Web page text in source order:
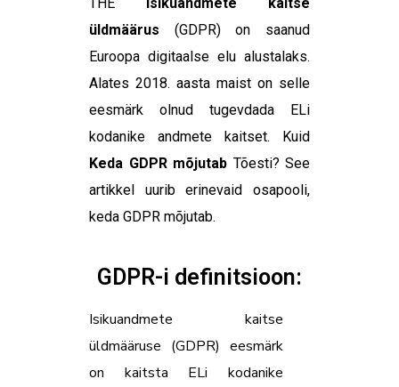
THE
Isikuandmete kaitse
üldmäärus (GDPR) on saanud
Euroopa digitaalse elu alustalaks.
Alates 2018. aasta maist on selle
eesmärk olnud tugevdada ELi
kodanike andmete kaitset. Kuid
Keda GDPR mõjutab Tõesti? See
artikkel uurib erinevaid osapooli,
keda GDPR mõjutab.
GDPR-i definitsioon:
Isikuandmete kaitse
üldmääruse (GDPR) eesmärk
on kaitsta ELi kodanike